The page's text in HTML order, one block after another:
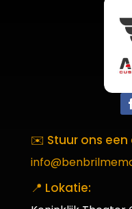
✉️ Stuur ons
📍 Lokatie: